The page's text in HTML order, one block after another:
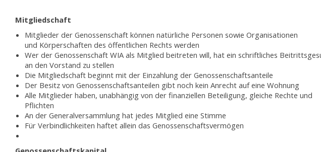
Mitgliedschaft
Mitglieder der Genossenschaft können natürliche Personen sowie Organisationen
und Körperschaften des öffentlichen Rechts werden
Wer der Genossenschaft WIA als Mitglied beitreten will, hat ein schriftliches
an den Vorstand zu stellen
Die Mitgliedschaft beginnt mit der Einzahlung der Genossenschaftsanteile
Der Besitz von Genossenschaftsanteilen gibt noch kein Anrecht auf eine Wohnung
Alle Mitglieder haben, unabhängig von der finanziellen Beteiligung, gleiche Rechte und
Pflichten
An der Generalversammlung hat jedes Mitglied eine Stimme
Für Verbindlichkeiten haftet allein das Genossenschaftsvermögen